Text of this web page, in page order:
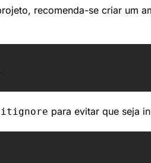
recomenda-se criar um
para evitar que seja